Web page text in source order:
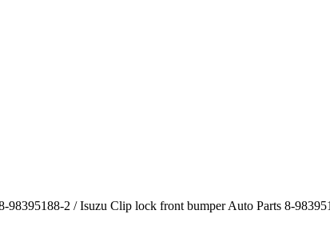
2 / Isuzu Clip lock front bumper Auto Parts 8-